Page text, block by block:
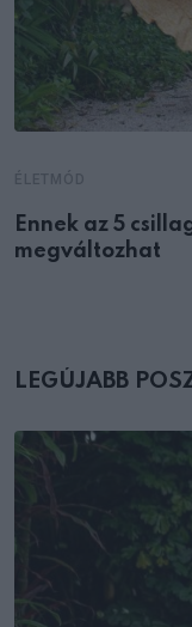
Ennek az 5
megváltozhat
LEGÚJABB